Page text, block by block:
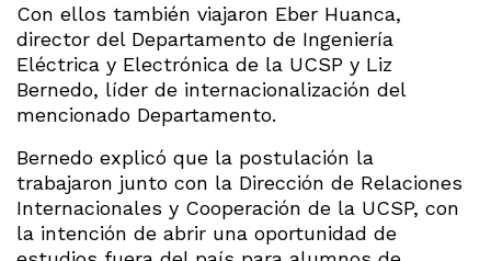
Con ellos también viajaron Eber Huanca,
director del Departamento de Ingeniería
Eléctrica y Electrónica de la UCSP y Liz
Bernedo, líder de internacionalización del
mencionado Departamento.
Bernedo explicó que la postulación la
trabajaron junto con la Dirección de Relaciones
Internacionales y Cooperación de la UCSP, con
la intención de abrir una oportunidad de